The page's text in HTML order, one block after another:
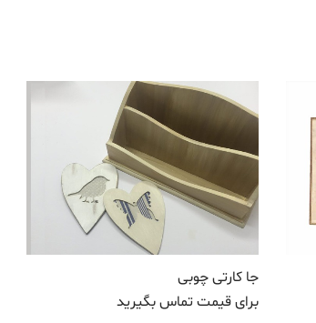
جا کارتی چوبی
برای قیمت تماس بگیرید